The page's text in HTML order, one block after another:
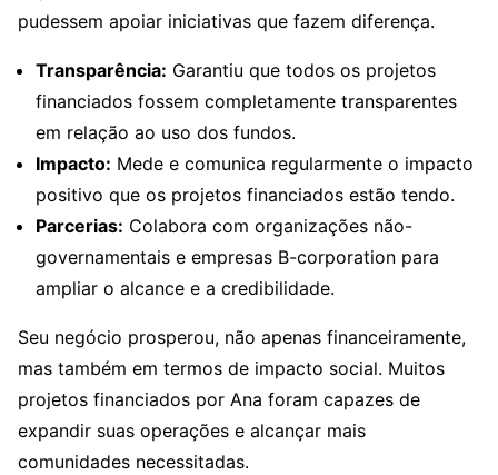
pudessem apoiar iniciativas que fazem diferença.
Transparência: Garantiu que todos os projetos
financiados fossem completamente transparentes
em relação ao uso dos fundos.
Impacto: Mede e comunica regularmente o impacto
positivo que os projetos financiados estão tendo.
Parcerias: Colabora com organizações não-
governamentais e empresas B-corporation para
ampliar o alcance e a credibilidade.
Seu negócio prosperou, não apenas financeiramente,
mas também em termos de impacto social. Muitos
projetos financiados por Ana foram capazes de
expandir suas operações e alcançar mais
comunidades necessitadas.